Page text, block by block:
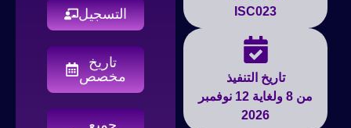
ISC023
تاريخ التنفيذ
من 8 ولغاية 12 نوفمبر
2026
التسجيل
تاريخ
مخصص
جميع